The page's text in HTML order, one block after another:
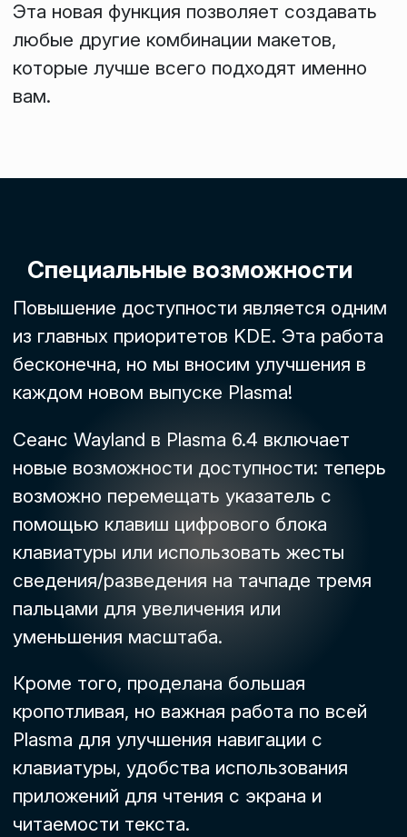
Эта новая функция позволяет создавать
любые другие комбинации макетов,
которые лучше всего подходят именно
вам.
Специальные возможности
Повышение доступности является одним
из главных приоритетов KDE. Эта работа
бесконечна, но мы вносим улучшения в
каждом новом выпуске Plasma!
Сеанс Wayland в Plasma 6.4 включает
новые возможности доступности: теперь
возможно перемещать указатель с
помощью клавиш цифрового блока
клавиатуры или использовать жесты
сведения/разведения на тачпаде тремя
пальцами для увеличения или
уменьшения масштаба.
Кроме того, проделана большая
кропотливая, но важная работа по всей
Plasma для улучшения навигации с
клавиатуры, удобства использования
приложений для чтения с экрана и
читаемости текста.